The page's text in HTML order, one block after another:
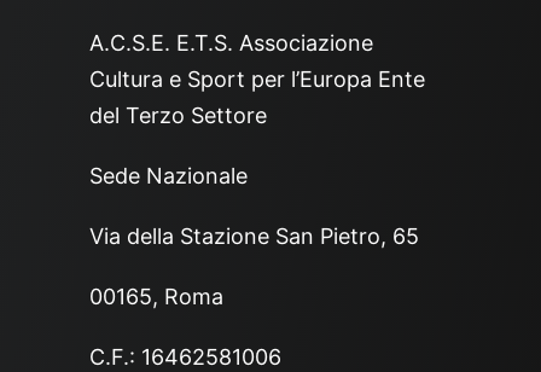
A.C.S.E. E.T.S. Associazione
Cultura e Sport per l’Europa Ente
del Terzo Settore
Sede Nazionale
Via della Stazione San Pietro, 65
00165, Roma
C.F.: 16462581006